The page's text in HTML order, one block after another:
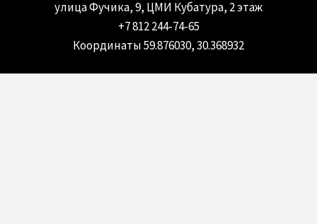
улица Фучика, 9, ЦМИ Кубатура, 2 этаж
+7 812 244-74-65
Координаты 59.876030, 30.368932